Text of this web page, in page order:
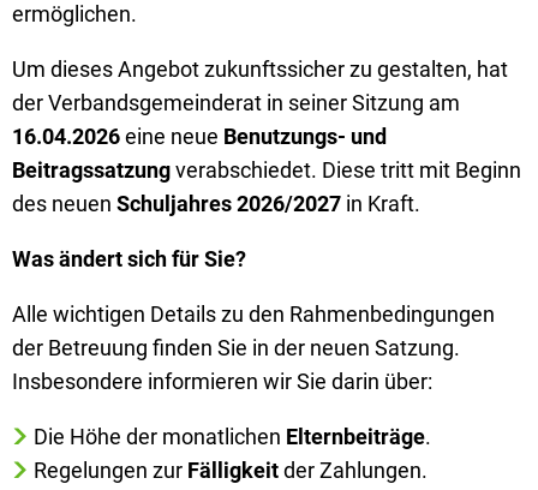
ermöglichen.
Um dieses Angebot zukunftssicher zu gestalten, hat
der Verbandsgemeinderat in seiner Sitzung am
16.04.2026eine neue Benutzungs- und
Beitragssatzungverabschiedet. Diese tritt mit Beginn
des neuen Schuljahres 2026/2027 in Kraft.
Was ändert sich für Sie?
Alle wichtigen Details zu den Rahmenbedingungen
der Betreuung finden Sie in der neuen Satzung.
Insbesondere informieren wir Sie darin über:
Die Höhe der monatlichen Elternbeiträge.
Regelungen zur Fälligkeitder Zahlungen.